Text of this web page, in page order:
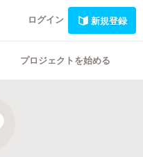
ログイン 新規登録
プロジェクトを始める